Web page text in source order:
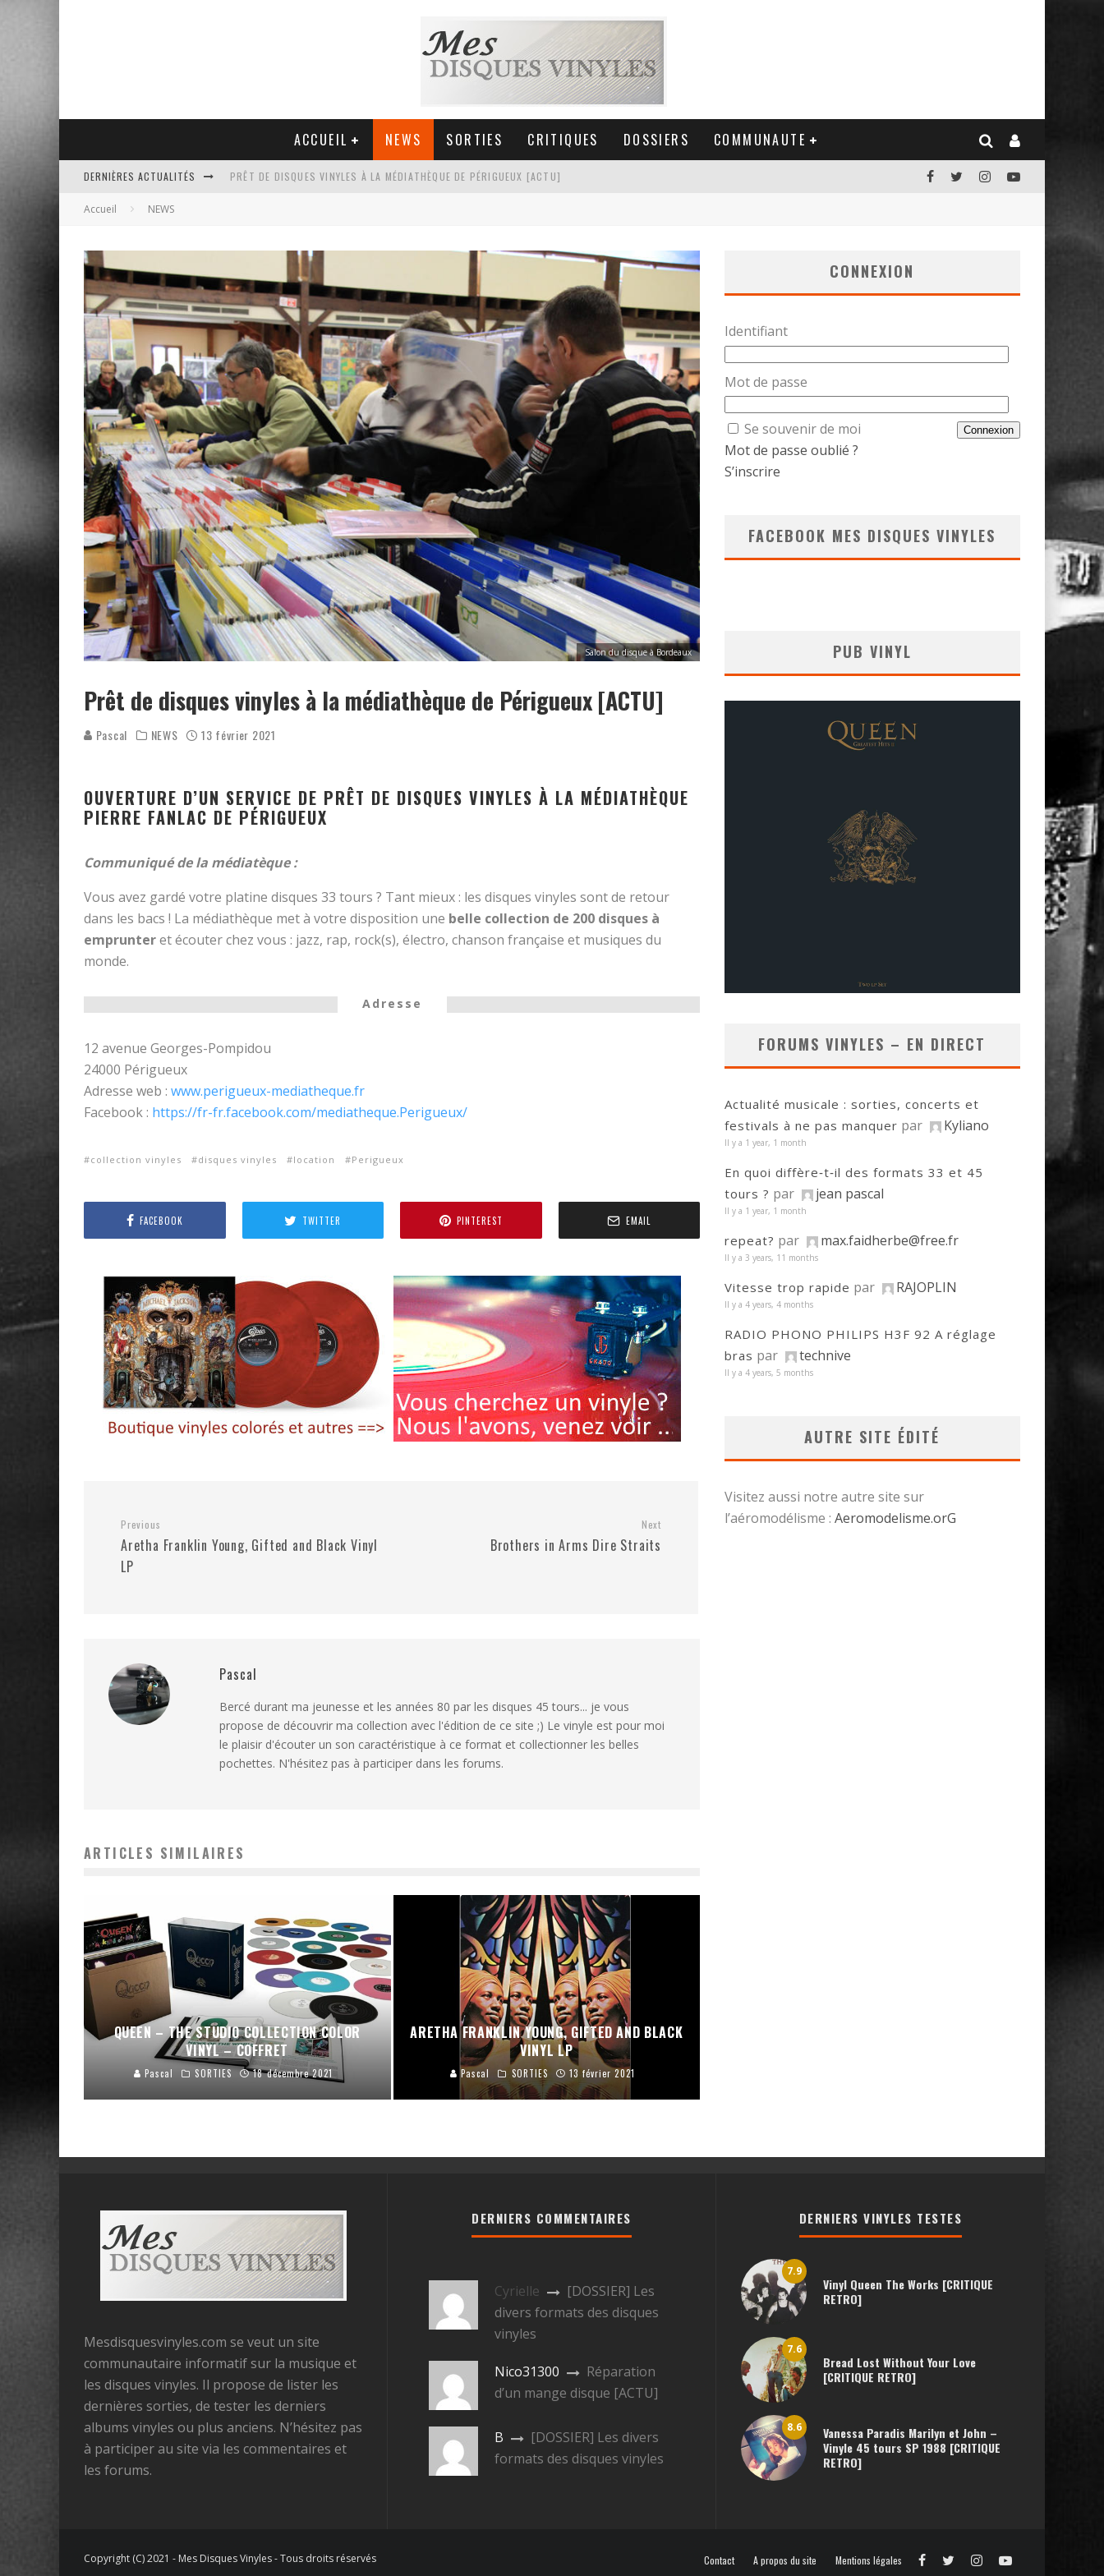
ACCUEIL NEWS SORTIES CRITIQUES DOSSIERS COMMUNAUTE
DERNIÈRES ACTUALITÉS PRÊT DE DISQUES VINYLES À LA MÉDIATHÈQUE DE PÉRIGUEUX [ACTU]
UN NOUVEAU DISQUAIRE MUSIC NON STOP À STRASBOURG
Accueil NEWS
Salon du disque à Bordeaux
Prêt de disques vinyles à la médiathèque de Périgueux [ACTU]
Pascal NEWS 13 février 2021
OUVERTURE D’UN SERVICE DE PRÊT DE DISQUES VINYLES À LA MÉDIATHÈQUE
PIERRE FANLAC DE PÉRIGUEUX
Communiqué de la médiatèque :
Vous avez gardé votre platine disques 33 tours ? Tant mieux : les disques vinyles sont de retour
dans les bacs ! La médiathèque met à votre disposition une belle collection de 200 disques à
emprunteret écouter chez vous : jazz, rap, rock(s), électro, chanson française et musiques du
monde.
Adresse
12 avenue Georges-Pompidou
24000 Périgueux
Adresse web : www.perigueux-mediatheque.fr
Facebook : https://fr-fr.facebook.com/mediatheque.Perigueux/
collection vinyles disques vinyles location Perigueux
FACEBOOK TWITTER PINTEREST EMAIL
Previous
Aretha Franklin Young, Gifted and Black Vinyl
LP
Next
Brothers in Arms Dire Straits
Pascal
Bercé durant ma jeunesse et les années 80 par les disques 45 tours... je vous
propose de découvrir ma collection avec l'édition de ce site ;) Le vinyle est pour moi
le plaisir d'écouter un son caractéristique à ce format et collectionner les belles
pochettes. N'hésitez pas à participer dans les forums.
ARTICLES SIMILAIRES
QUEEN – THE STUDIO COLLECTION COLOR
VINYL – COFFRET
Pascal SORTIES 18 décembre 2021
ARETHA FRANKLIN YOUNG, GIFTED AND BLACK
VINYL LP
Pascal SORTIES 13 février 2021
CONNEXION
Identifiant
Mot de passe
Se souvenir de moi
Mot de passe oublié ?
S’inscrire
FACEBOOK MES DISQUES VINYLES
PUB VINYL
FORUMS VINYLES – EN DIRECT
Actualité musicale : sorties, concerts et
festivals à ne pas manquer par Kyliano
Il y a 1 year, 1 month
En quoi diffère‑t‑il des formats 33 et 45
tours ? par jean pascal
Il y a 1 year, 1 month
repeat? par max.faidherbe@free.fr
Il y a 3 years, 11 months
Vitesse trop rapide par RAJOPLIN
Il y a 4 years, 4 months
RADIO PHONO PHILIPS H3F 92 A réglage
bras par technive
Il y a 4 years, 5 months
AUTRE SITE ÉDITÉ
Visitez aussi notre autre site sur
l’aéromodélisme : Aeromodelisme.orG
Mesdisquesvinyles.com se veut un site
communautaire informatif sur la musique et
les disques vinyles. Il propose de lister les
dernières sorties, de tester les derniers
albums vinyles ou plus anciens. N’hésitez pas
à participer au site via les commentaires et
les forums.
DERNIERS COMMENTAIRES
Cyrielle
[DOSSIER] Les
divers formats des disques
vinyles
Nico31300
Réparation
d’un mange disque [ACTU]
B
[DOSSIER] Les divers
formats des disques vinyles
DERNIERS VINYLES TESTES
7.9
Vinyl Queen The Works [CRITIQUE
RETRO]
7.6
Bread Lost Without Your Love
[CRITIQUE RETRO]
8.6
Vanessa Paradis Marilyn et John –
Vinyle 45 tours SP 1988 [CRITIQUE
RETRO]
Copyright (C) 2021 - Mes Disques Vinyles - Tous droits réservés Contact A propos du site Mentions légales